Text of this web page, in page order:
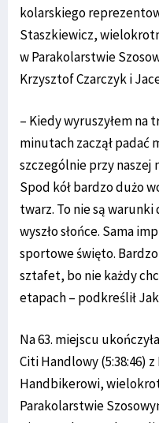
kolarskiego
Staszkiewicz,
w Parakolarstwie
Krzysztof Czarczyk i
– Kiedy wyruszyłem na
minutach zaczął padać
szczególnie przy naszej
Spod kół bardzo dużo
twarz. To nie są warunki
wyszło słońce. Sama
sportowe święto.
sztafet, bo nie każdy
etapach – podkreślił
Na 63. miejscu
Citi Handlowy (5:38:46)
Handbikerowi,
Parakolarstwie